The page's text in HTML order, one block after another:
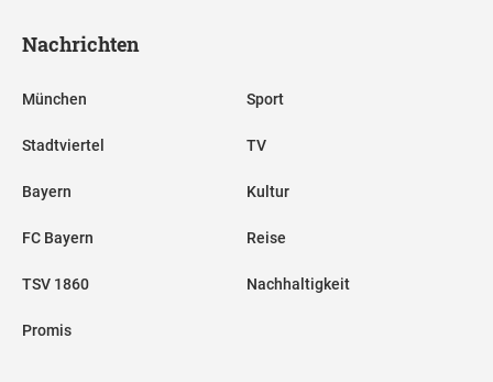
Nachrichten
München
Stadtviertel
Bayern
FC Bayern
TSV 1860
Promis
Sport
TV
Kultur
Reise
Nachhaltigkeit